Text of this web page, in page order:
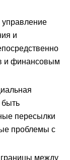
и
и финансовым
пересылки
проблемы с
между